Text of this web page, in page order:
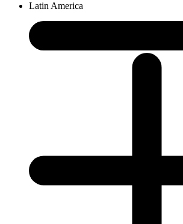
Latin America